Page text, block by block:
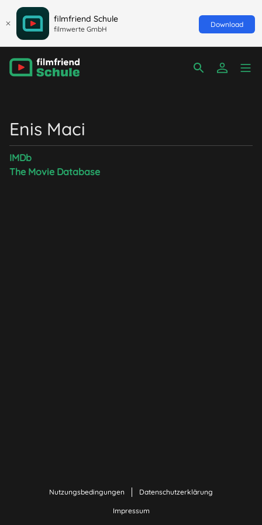
filmfriend Schule
filmwerte GmbH
Download
Enis Maci
IMDb
The Movie Database
Nutzungsbedingungen Datenschutzerklärung
Impressum